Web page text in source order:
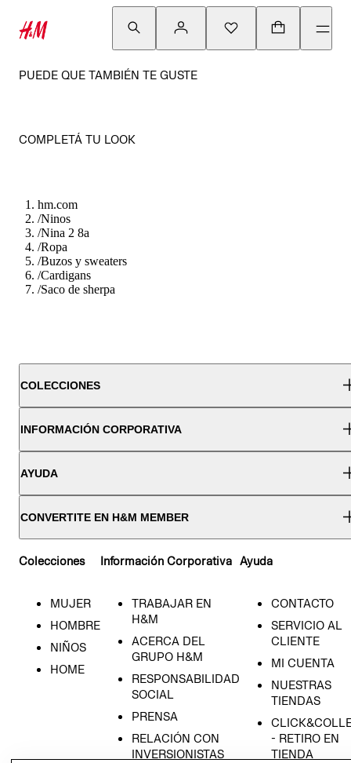
PUEDE QUE TAMBIÉN TE GUSTE
COMPLETÁ TU LOOK
hm.com
/Ninos
/Nina 2 8a
/Ropa
/Buzos y sweaters
/Cardigans
/Saco de sherpa
COLECCIONES
INFORMACIÓN CORPORATIVA
AYUDA
CONVERTITE EN H&M MEMBER
Colecciones
MUJER
HOMBRE
NIÑOS
HOME
Información Corporativa
TRABAJAR EN
H&M
ACERCA DEL
GRUPO H&M
RESPONSABILIDAD
SOCIAL
PRENSA
RELACIÓN CON
INVERSIONISTAS
Ayuda
CONTACTO
SERVICIO AL
CLIENTE
MI CUENTA
NUESTRAS
TIENDAS
- RETIRO EN
TIENDA